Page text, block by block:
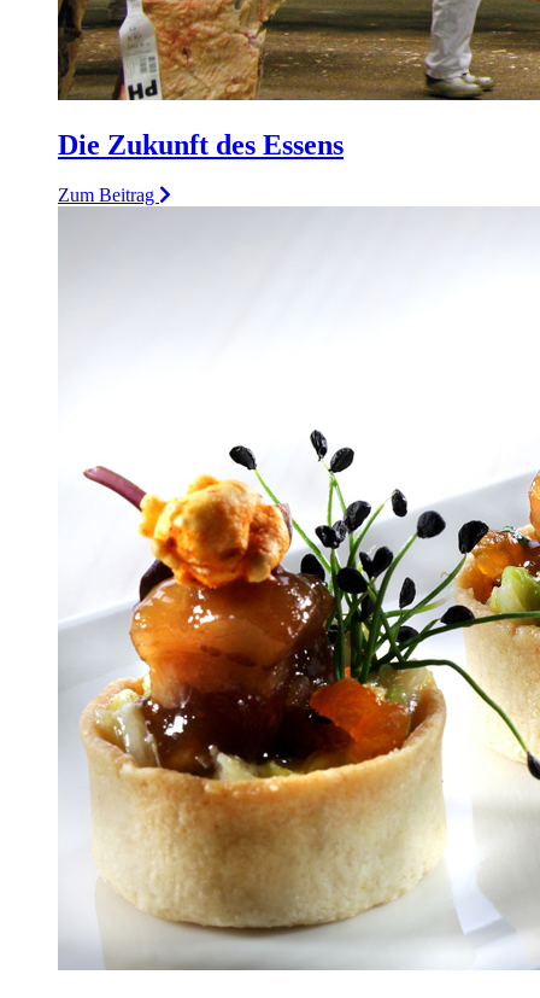
Die Zukunft des Essens
Zum Beitrag